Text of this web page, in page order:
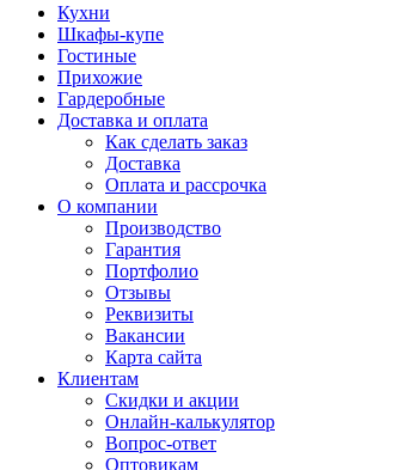
Кухни
Шкафы-купе
Гостиные
Прихожие
Гардеробные
Доставка и оплата
Как сделать заказ
Доставка
Оплата и рассрочка
О компании
Производство
Гарантия
Портфолио
Отзывы
Реквизиты
Вакансии
Карта сайта
Клиентам
Скидки и акции
Онлайн-калькулятор
Вопрос-ответ
Оптовикам